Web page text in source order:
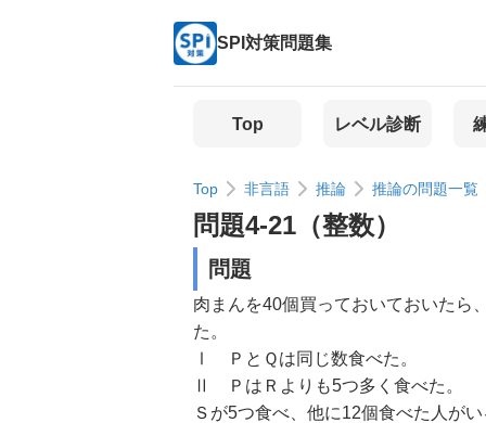
SPI対策問題集
Top レベル診断
Top 非言語 推論 推論の問題一覧
問題4-21 （整数）
問題
肉まんを40個買っておいておいたら
た。
Ⅰ ＰとＱは同じ数食べた。
Ⅱ ＰはＲよりも5つ多く食べた。
Ｓが5つ食べ、他に12個食べた人が